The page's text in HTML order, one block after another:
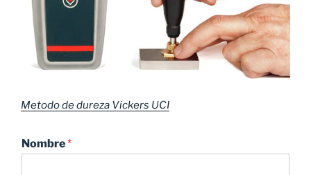
Metodo de dureza Vickers UCI
Nombre*